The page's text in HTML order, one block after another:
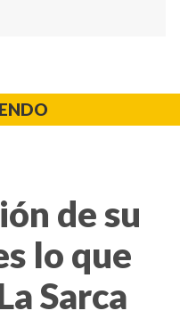
de su
lo que
Sarca